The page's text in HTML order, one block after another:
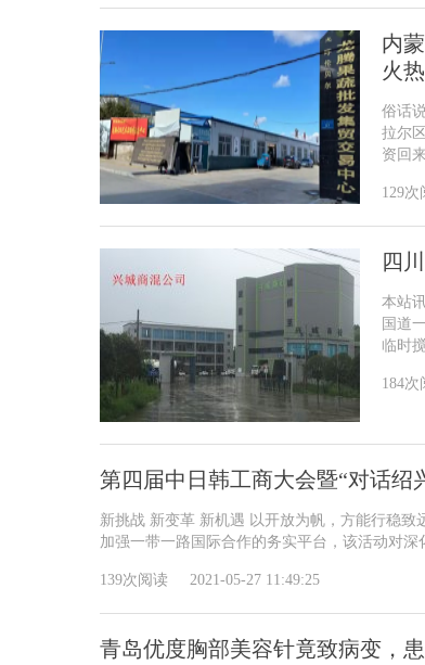
内
火
俗话
拉尔
资回
129次
四
本站
国道
临时
184次
第四届中日韩工商大会暨“对话绍
新挑战 新变革 新机遇 以开放为帆，方能行稳
加强一带一路国际合作的务实平台，该活动对深
139次阅读 2021-05-27 11:49:25
青岛优度胸部美容针竟致病变，